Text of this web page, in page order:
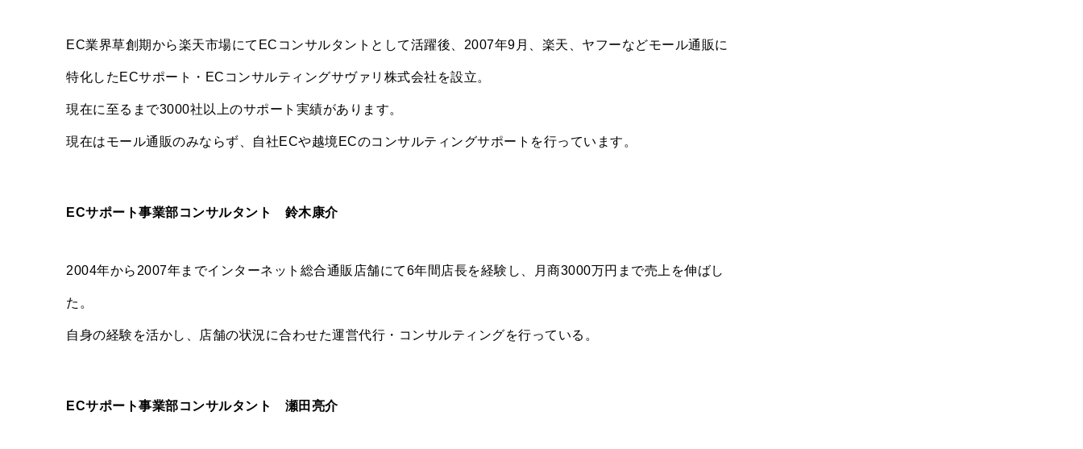
EC業界草創期から楽天市場にてECコンサルタントとして活躍後、2007年9月、楽天、ヤフーなどモール通販に
特化したECサポート・ECコンサルティングサヴァリ株式会社を設立。
現在に至るまで3000社以上のサポート実績があります。
現在はモール通販のみならず、自社ECや越境ECのコンサルティングサポートを行っています。
ECサポート事業部コンサルタント 鈴木康介
2004年から2007年までインターネット総合通販店舗にて6年間店長を経験し、月商3000万円まで売上を伸ばし
た。
自身の経験を活かし、店舗の状況に合わせた運営代行・コンサルティングを行っている。
ECサポート事業部コンサルタント 瀬田亮介